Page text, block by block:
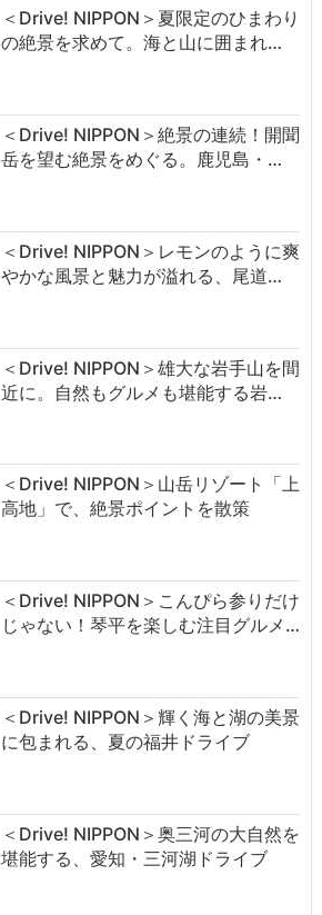
＜Drive! NIPPON＞夏限定のひまわり
の絶景を求めて。海と山に囲まれ…
＜Drive! NIPPON＞絶景の連続！開聞
岳を望む絶景をめぐる。鹿児島・…
＜Drive! NIPPON＞レモンのように爽
やかな風景と魅力が溢れる、尾道…
＜Drive! NIPPON＞雄大な岩手山を間
近に。自然もグルメも堪能する岩…
＜Drive! NIPPON＞山岳リゾート「上
高地」で、絶景ポイントを散策
＜Drive! NIPPON＞こんぴら参りだけ
じゃない！琴平を楽しむ注目グルメ…
＜Drive! NIPPON＞輝く海と湖の美景
に包まれる、夏の福井ドライブ
＜Drive! NIPPON＞奥三河の大自然を
堪能する、愛知・三河湖ドライブ